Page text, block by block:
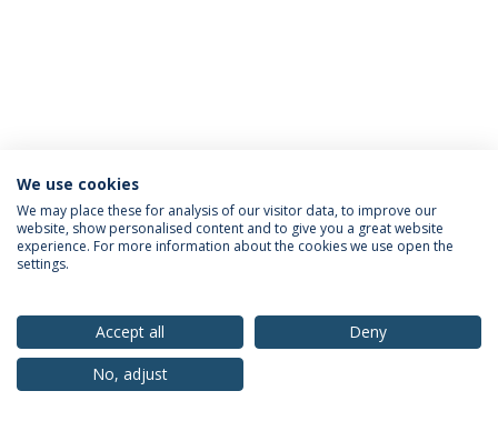
Política de Privacidade
Termos & Condições
Direitos do Titular dos Dados
© 2026 Universidade Católica Portuguesa
We use cookies
We may place these for analysis of our visitor data, to improve our
website, show personalised content and to give you a great website
experience. For more information about the cookies we use open the
settings.
Accept all
Deny
No, adjust